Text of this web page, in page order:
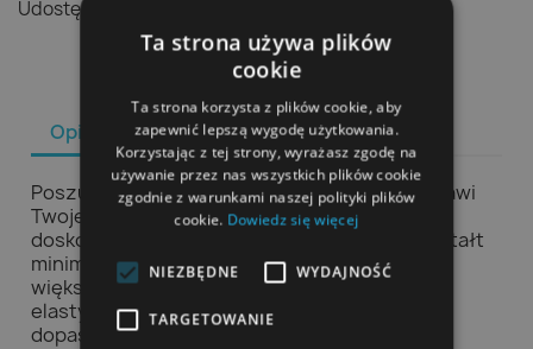
Udostępnij
Opis Szczegóły produktu
Poszukujesz czepka pływackiego, który poprawi
Twoje wyniki? Speedo BULLET CAP AU to
doskonały wybór! Jego hydrodynamiczny kształt
minimalizuje opór wody, co pozwala osiągnąć
większą prędkość. Wykonany z trwałego i
elastycznego materiału, zapewnia doskonałe
dopasowanie i komfort podczas pływania.
Ta strona używa plików
cookie
Ta strona korzysta z plików cookie, aby
zapewnić lepszą wygodę użytkowania.
Korzystając z tej strony, wyrażasz zgodę na
używanie przez nas wszystkich plików cookie
zgodnie z warunkami naszej polityki plików
cookie. Dowiedz się więcej
NIEZBĘDNE WYDAJNOŚĆ
TARGETOWANIE